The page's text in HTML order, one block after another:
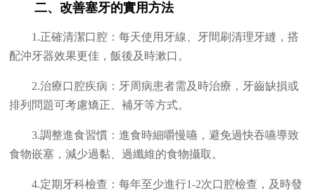
二、改善塞牙的實用方法
1.正確清潔口腔：每天使用牙線、牙間刷清理牙縫，搭
配沖牙器效果更佳，飯後及時漱口。
2.治療口腔疾病：牙周病患者需及時治療，牙齒缺損或
排列問題可考慮矯正、補牙等方式。
3.調整進食習慣：進食時細嚼慢嚥，避免過快吞嚥導致
食物嵌塞，減少過黏、過纖維的食物攝取。
4.定期牙科檢查：每年至少進行1-2次口腔檢查，及時發